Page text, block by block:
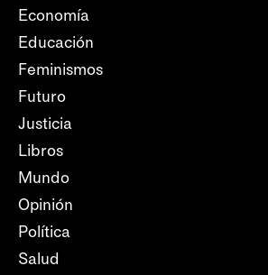
Economía
Educación
Feminismos
Futuro
Justicia
Libros
Mundo
Opinión
Política
Salud